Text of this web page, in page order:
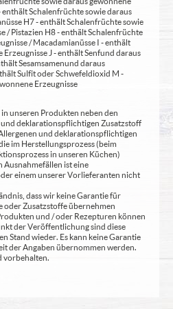
enthält Schalenfrüchte sowie daraus
H7 - enthält Schalenfrüchte sowie
/ Pistazien H8 - enthält Schalenfrüchte
/ Macadamianüsse I - enthält
J - enthält Senf und daraus
Sesamsamen und daraus
Sulfit oder Schwefeldioxid M -
Erzeugnisse
unseren Produkten neben den
deklarationspflichtigen Zusatzstoff
und deklarationspflichtigen
im Herstellungsprozess (beim
in unseren Küchen)
Ausnahmefällen ist eine
einem unserer Vorlieferanten nicht
dass wir keine Garantie für
oder Zusatzstoffe übernehmen
und / oder Rezepturen können
der Veröffentlichung sind diese
Stand wieder. Es kann keine Garantie
der Angaben übernommen werden.
vorbehalten.